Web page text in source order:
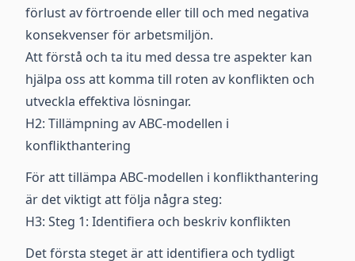
förlust av förtroende eller till och med negativa
konsekvenser för arbetsmiljön.
Att förstå och ta itu med dessa tre aspekter kan
hjälpa oss att komma till roten av konflikten och
utveckla effektiva lösningar.
H2: Tillämpning av ABC-modellen i
konflikthantering
För att tillämpa ABC-modellen i konflikthantering
är det viktigt att följa några steg:
H3: Steg 1: Identifiera och beskriv konflikten
Det första steget är att identifiera och tydligt